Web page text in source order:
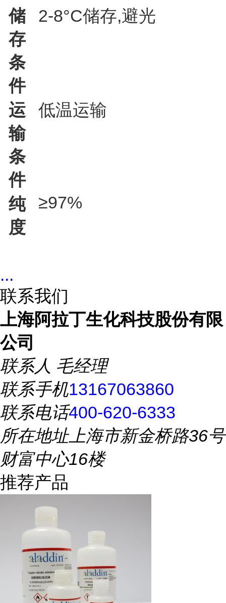
储
存
条
件
2-8°C储存,避光
运
输
条
件
低温运输
纯
度
≥97%
...
联系我们
上海阿拉丁生化科技股份有限
公司
联系人 毛经理
联系手机13167063860
联系电话400-620-6333
所在地址上海市新金桥路36号
财富中心16楼
推荐产品